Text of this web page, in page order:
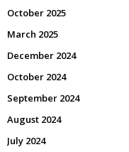
October 2025
March 2025
December 2024
October 2024
September 2024
August 2024
July 2024